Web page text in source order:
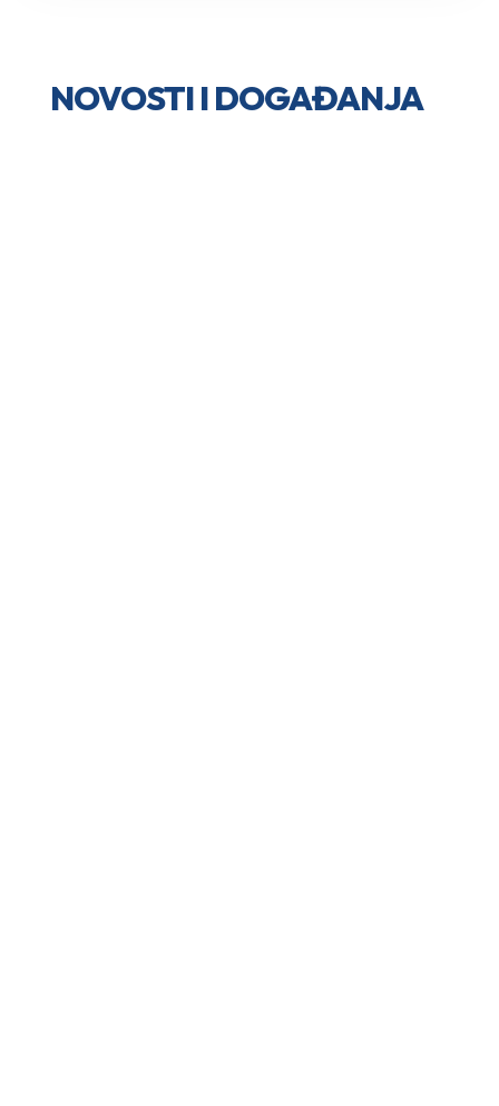
NOVOSTI I DOGAĐANJA